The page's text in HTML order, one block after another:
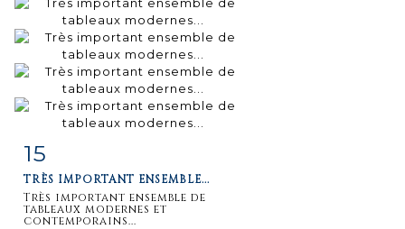
détaillée
15
TRÈS IMPORTANT ENSEMBLE...
Très important ensemble de
tableaux modernes et
contemporains...